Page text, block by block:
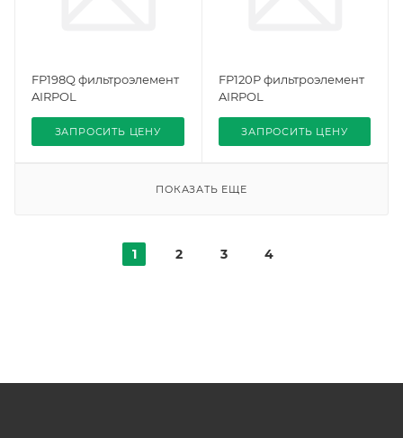
FP198Q фильтроэлемент
AIRPOL
ЗАПРОСИТЬ ЦЕНУ
FP120P фильтроэлемент
AIRPOL
ЗАПРОСИТЬ ЦЕНУ
ПОКАЗАТЬ ЕЩЕ
1 2 3 4